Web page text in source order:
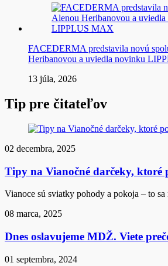
FACEDERMA predstavila novú
Heribanovou a uviedla novinku
13 júla, 2026
Tip pre čitateľov
02 decembra, 2025
Tipy na Vianočné darčeky, ktoré
Vianoce sú sviatky pohody a pokoja – to sa
08 marca, 2025
Dnes oslavujeme MDŽ. Viete
01 septembra, 2024